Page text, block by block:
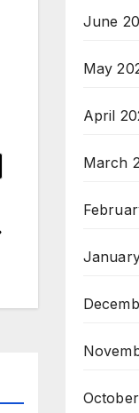
June
May
April
March